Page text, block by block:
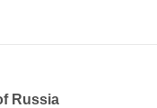
Russia